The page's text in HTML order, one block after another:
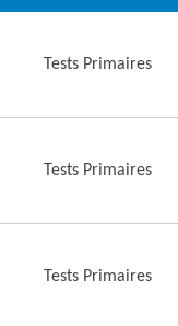
Tests Primaires
Tests Primaires
Tests Primaires